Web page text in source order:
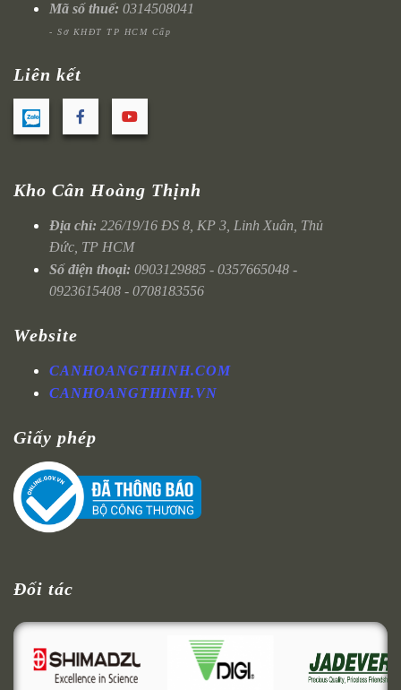
Mã số thuế: 0314508041
- Sở KHĐT TP HCM Cấp
Liên kết
Kho Cân Hoàng Thịnh
Địa chỉ: 226/19/16 ĐS 8, KP 3, Linh Xuân, Thủ
Đức, TP HCM
Số điện thoại: 0903129885 - 0357665048 -
0923615408 - 0708183556
Website
CANHOANGTHINH.COM
CANHOANGTHINH.VN
Giấy phép
Đối tác